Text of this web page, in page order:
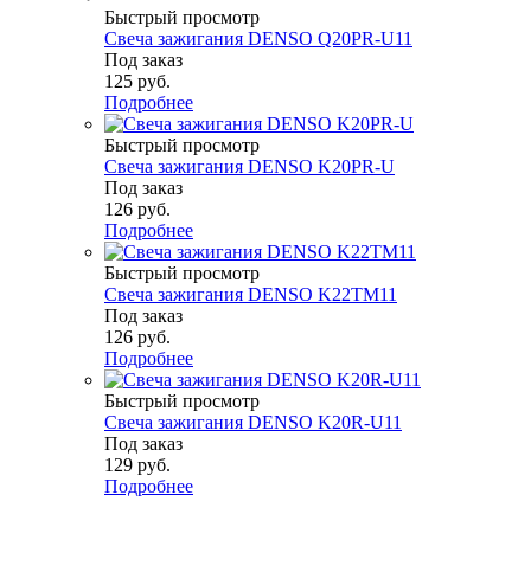
Быстрый просмотр
Свеча зажигания DENSO Q20PR-U11
Под заказ
125 руб.
Подробнее
Быстрый просмотр
Свеча зажигания DENSO K20PR-U
Под заказ
126 руб.
Подробнее
Быстрый просмотр
Свеча зажигания DENSO K22TM11
Под заказ
126 руб.
Подробнее
Быстрый просмотр
Свеча зажигания DENSO K20R-U11
Под заказ
129 руб.
Подробнее